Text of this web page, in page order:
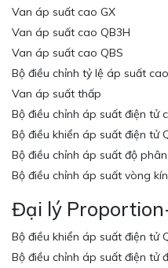
Van áp suất cao GX
Van áp suất cao QB3H
Van áp suất cao QBS
Bộ điều chỉnh tỷ lệ áp suất cao
Van áp suất thấp
Bộ điều chỉnh áp suất điện tử
Bộ điều khiển áp suất điện tử
Bộ điều chỉnh áp suất độ
Bộ điều chỉnh áp suất vòng
Đại lý
Bộ điều khiển áp suất điện tử
Bộ điều chỉnh áp suất điện tử